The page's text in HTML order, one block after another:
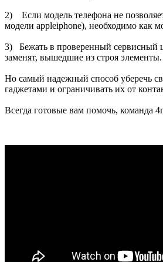
2)
Если модель телефона не
модели appleiphone), необходимо как
3)
Бежать в проверенный сервисный
заменят, вышедшие из строя элементы.
Но самый надежный способ уберечь
гаджетами и ограничивать их от
Всегда готовые вам помочь, команда